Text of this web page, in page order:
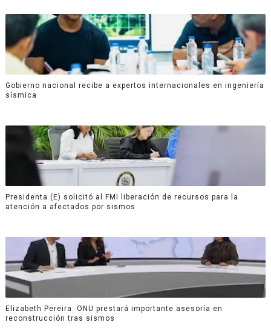
Gobierno nacional recibe a expertos internacionales en ingeniería
sísmica
Presidenta (E) solicitó al FMI liberación de recursos para la
atención a afectados por sismos
Elizabeth Pereira: ONU prestará importante asesoría en
reconstrucción tras sismos